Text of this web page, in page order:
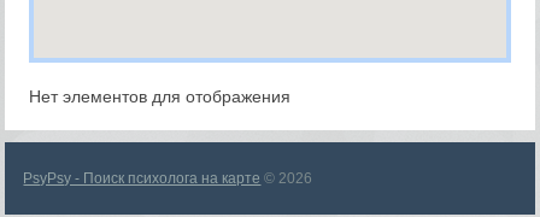
Нет элементов для отображения
PsyPsy - Поиск психолога на карте © 2026